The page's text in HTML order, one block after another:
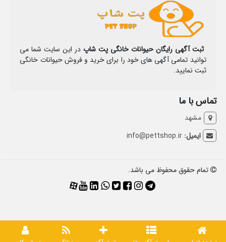
ثبت آگهی رایگان حیوانات خانگی پت شاپ در این سایت شما می
توانید تمامی آگهی های خود را برای خرید و فروش حیوانات خانگی
ثبت نمایید.
تماس با ما
مشهد
ایمیل:info@pettshop.ir
تمام حقوق محفوظ می باشد.